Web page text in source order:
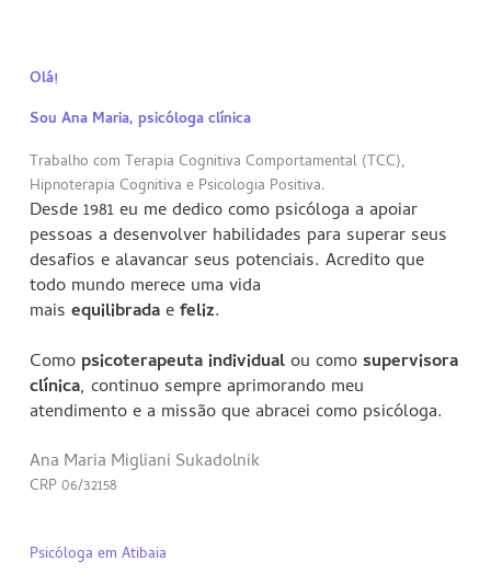
Olá!
Sou Ana Maria, psicóloga clínica
Trabalho com Terapia Cognitiva Comportamental (TCC),
Hipnoterapia Cognitiva e Psicologia Positiva.
Desde 1981 eu me dedico como psicóloga a apoiar
pessoas a desenvolver habilidades para superar seus
desafios e alavancar seus potenciais. Acredito que
todo mundo merece uma vida
mais equilibradaefeliz.
Como psicoterapeuta individualou comosupervisora
clínica, continuo sempre aprimorando meu
atendimento e a missão que abracei como psicóloga.
Ana Maria Migliani Sukadolnik
CRP 06/32158
Psicóloga em Atibaia